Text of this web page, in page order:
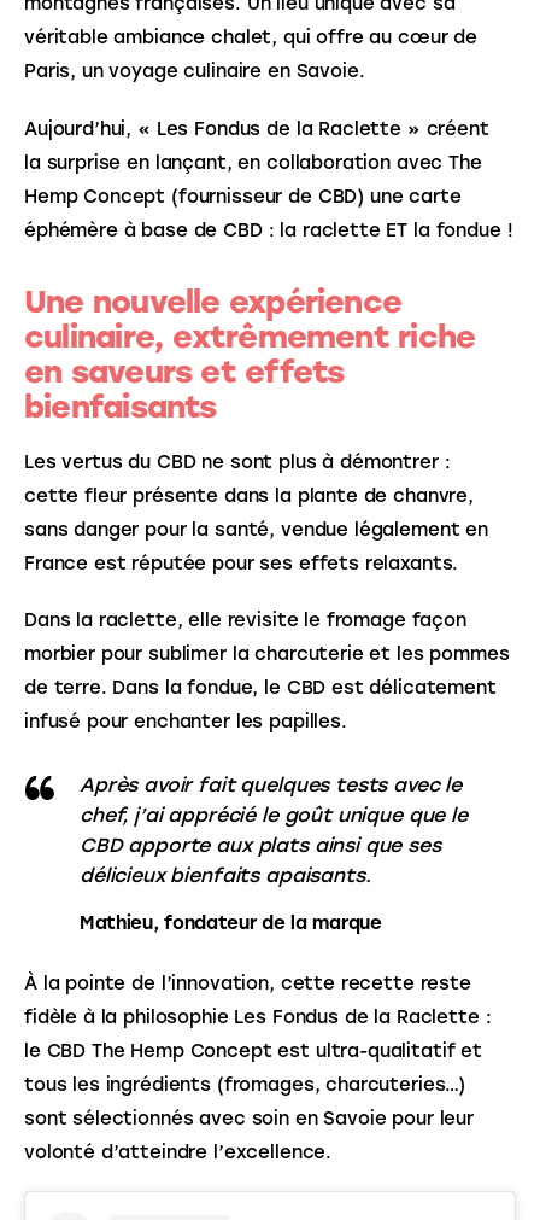
véritable ambiance chalet, qui offre au cœur de
Paris, un voyage culinaire en Savoie.
Aujourd’hui, « Les Fondus de la Raclette » créent
la surprise en lançant, en collaboration avec The
Hemp Concept (fournisseur de CBD) une carte
éphémère à base de CBD : la raclette ET la fondue !
Une nouvelle expérience
culinaire, extrêmement riche
en saveurs et effets
bienfaisants
Les vertus du CBD ne sont plus à démontrer :
cette fleur présente dans la plante de chanvre,
sans danger pour la santé, vendue légalement en
France est réputée pour ses effets relaxants.
Dans la raclette, elle revisite le fromage façon
morbier pour sublimer la charcuterie et les pommes
de terre. Dans la fondue, le CBD est délicatement
infusé pour enchanter les papilles.
Après avoir fait quelques tests avec le
chef, j’ai apprécié le goût unique que le
CBD apporte aux plats ainsi que ses
délicieux bienfaits apaisants.
Mathieu, fondateur de la marque
À la pointe de l’innovation, cette recette reste
fidèle à la philosophie Les Fondus de la Raclette :
le CBD The Hemp Concept est ultra-qualitatif et
tous les ingrédients (fromages, charcuteries…)
sont sélectionnés avec soin en Savoie pour leur
volonté d’atteindre l’excellence.